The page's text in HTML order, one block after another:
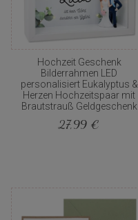
Hochzeit Geschenk
Bilderrahmen LED
personalisiert Eukalyptus &
Herzen Hochzeitspaar mit
Brautstrauß Geldgeschenk
27,99 €